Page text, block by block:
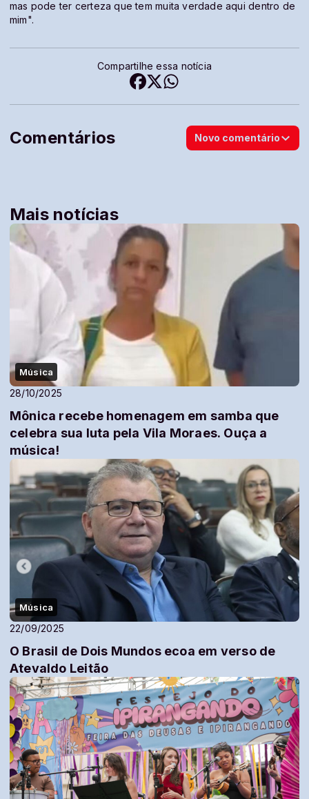
mas pode ter certeza que tem muita verdade aqui dentro de
mim".
Compartilhe essa notícia
Comentários Novo comentário
Mais notícias
Música
28/10/2025
Mônica recebe homenagem em samba que
celebra sua luta pela Vila Moraes. Ouça a
música!
Música
22/09/2025
O Brasil de Dois Mundos ecoa em verso de
Atevaldo Leitão